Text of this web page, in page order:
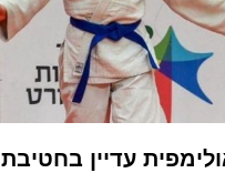
עדיין בחטיבת